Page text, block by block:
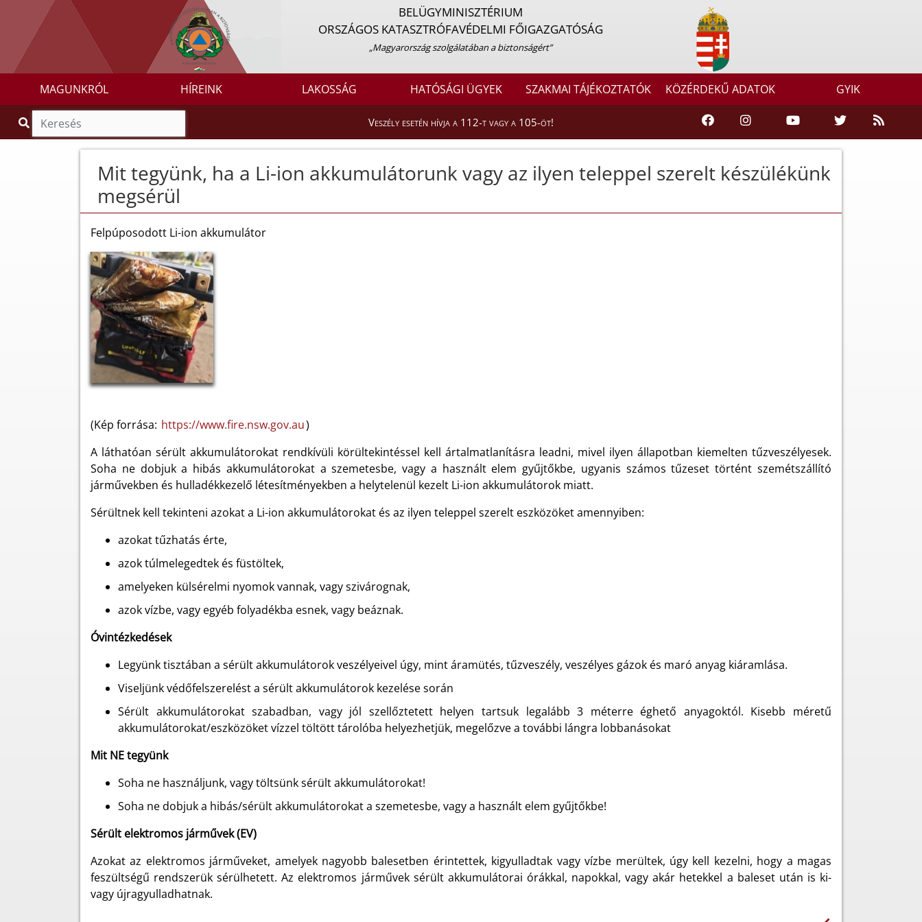
BELÜGYMINISZTÉRIUM
ORSZÁGOS KATASZTRÓFAVÉDELMI FŐIGAZGATÓSÁG
„Magyarország szolgálatában a biztonságért”
MAGUNKRÓL HÍREINK LAKOSSÁG HATÓSÁGI ÜGYEK SZAKMAI TÁJÉKOZTATÓK KÖZÉRDEKŰ ADATOK GYIK
Veszély esetén hívja a 112-t vagy a 105-öt!
Mit tegyünk, ha a Li-ion akkumulátorunk vagy az ilyen teleppel szerelt készülékünk
megsérül
Felpúposodott Li-ion akkumulátor
(Kép forrása: https://www.fire.nsw.gov.au)
A láthatóan sérült akkumulátorokat rendkívüli körültekintéssel kell ártalmatlanításra leadni, mivel ilyen állapotban kiemelten tűzveszélyesek.
Soha ne dobjuk a hibás akkumulátorokat a szemetesbe, vagy a használt elem gyűjtőkbe, ugyanis számos tűzeset történt szemétszállító
járművekben és hulladékkezelő létesítményekben a helytelenül kezelt Li-ion akkumulátorok miatt.
Sérültnek kell tekinteni azokat a Li-ion akkumulátorokat és az ilyen teleppel szerelt eszközöket amennyiben:
azokat tűzhatás érte,
azok túlmelegedtek és füstöltek,
amelyeken külsérelmi nyomok vannak, vagy szivárognak,
azok vízbe, vagy egyéb folyadékba esnek, vagy beáznak.
Óvintézkedések
Legyünk tisztában a sérült akkumulátorok veszélyeivel úgy, mint áramütés, tűzveszély, veszélyes gázok és maró anyag kiáramlása.
Viseljünk védőfelszerelést a sérült akkumulátorok kezelése során
Sérült akkumulátorokat szabadban, vagy jól szellőztetett helyen tartsuk legalább 3 méterre éghető anyagoktól. Kisebb méretű
akkumulátorokat/eszközöket vízzel töltött tárolóba helyezhetjük, megelőzve a további lángra lobbanásokat
Mit NE tegyünk
Soha ne használjunk, vagy töltsünk sérült akkumulátorokat!
Soha ne dobjuk a hibás/sérült akkumulátorokat a szemetesbe, vagy a használt elem gyűjtőkbe!
Sérült elektromos járművek (EV)
Azokat az elektromos járműveket, amelyek nagyobb balesetben érintettek, kigyulladtak vagy vízbe merültek, úgy kell kezelni, hogy a magas
feszültségű rendszerük sérülhetett. Az elektromos járművek sérült akkumulátorai órákkal, napokkal, vagy akár hetekkel a baleset után is ki-
vagy újragyulladhatnak.